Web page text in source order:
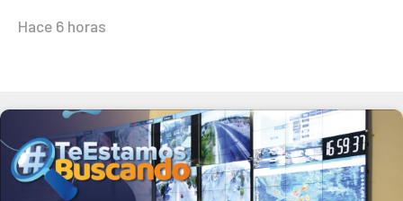
Hace 6 horas